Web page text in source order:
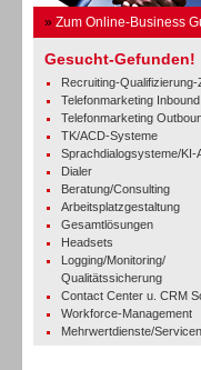
» Zum Online-Business
Gesucht-Gefunden!
Recruiting-Qualifizierung-
Telefonmarketing Inbound
Telefonmarketing
TK/ACD-Systeme
Sprachdialogsysteme/KI-
Dialer
Beratung/Consulting
Arbeitsplatzgestaltung
Gesamtlösungen
Headsets
Logging/Monitoring/
Qualitätssicherung
Contact Center u. CRM
Workforce-Management
Mehrwertdienste/